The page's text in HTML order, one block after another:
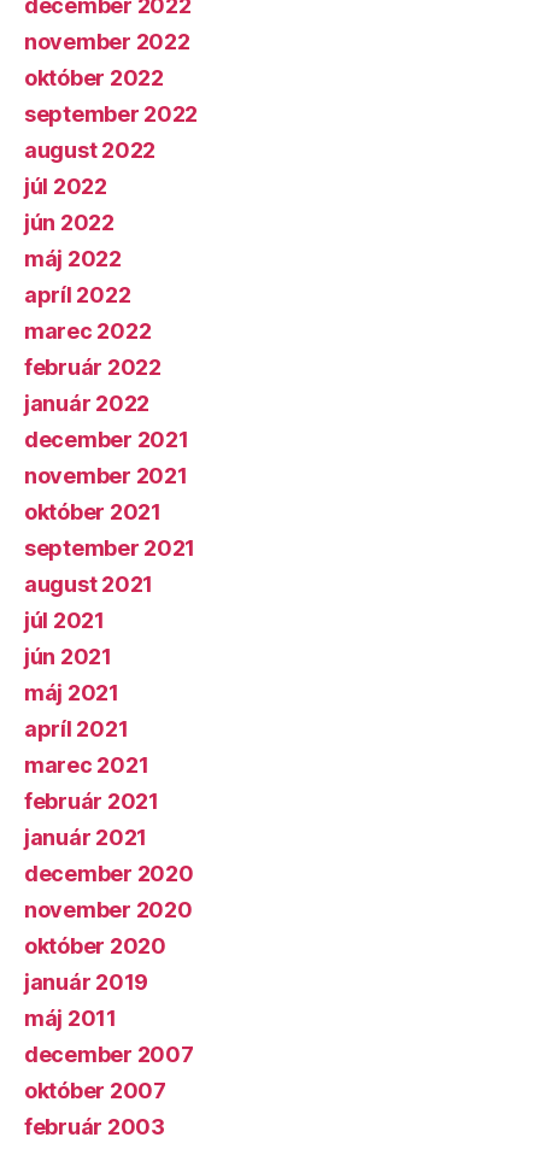
december 2022
november 2022
október 2022
september 2022
august 2022
júl 2022
jún 2022
máj 2022
apríl 2022
marec 2022
február 2022
január 2022
december 2021
november 2021
október 2021
september 2021
august 2021
júl 2021
jún 2021
máj 2021
apríl 2021
marec 2021
február 2021
január 2021
december 2020
november 2020
október 2020
január 2019
máj 2011
december 2007
október 2007
február 2003